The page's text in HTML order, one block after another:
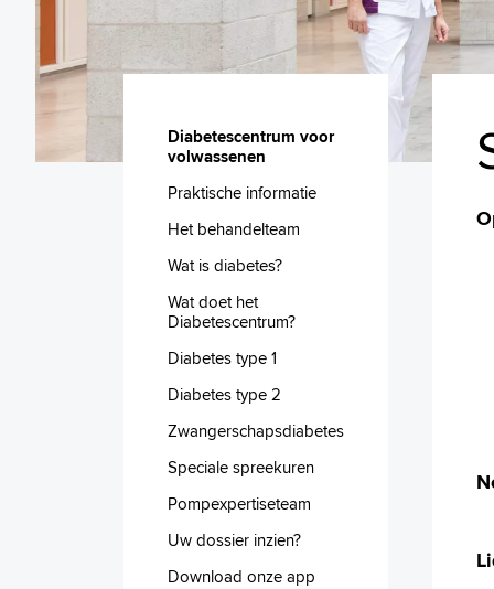
Diabetescentrum voor
volwassenen
Praktische informatie
Het behandelteam
Wat is diabetes?
Wat doet het
Diabetescentrum?
Diabetes type 1
Diabetes type 2
Zwangerschapsdiabetes
Speciale spreekuren
Pompexpertiseteam
Uw dossier inzien?
Download onze app